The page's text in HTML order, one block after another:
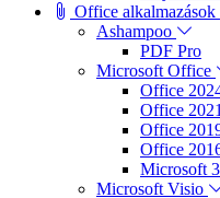
Office alkalmazások
Ashampoo
PDF Pro
Microsoft Office
Office
Office
Office
Office
Microsoft
Microsoft Visio